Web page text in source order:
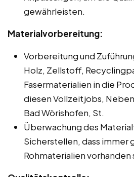
gewährleisten.
Materialvorbereitung:
Vorbereitung und
Holz, Zellstoff,
Fasermaterialien in die
diesen Vollzeitjobs,
Bad Wörishofen, St.
Überwachung des
Sicherstellen, dass immer
Rohmaterialien vorhanden